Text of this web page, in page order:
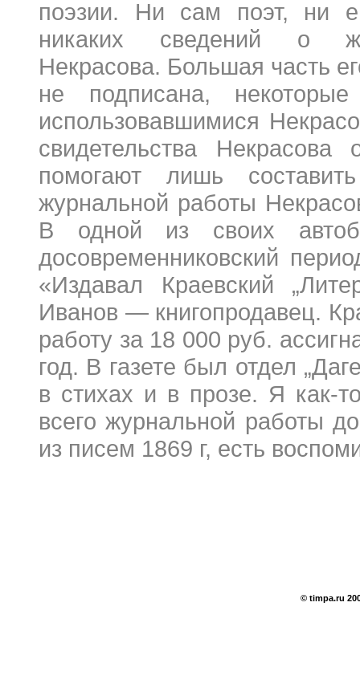
поэзии. Ни сам поэт, ни
никаких сведений о
Некрасова. Большая часть
не подписана,
использовавшимися
свидетельства
помогают лишь
журнальной работы
В одной из своих
досовременниковский
«Издавал Краевский
Иванов — книгопродавец.
работу за 18 000 руб.
год. В газете был отдел
в стихах и в прозе. Я как-
всего журнальной работы
из писем 1869 г, есть
© timpa.ru